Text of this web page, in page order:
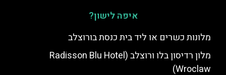
איפה לישון?
מלונות כשרים או ליד בית כנסת בורוצלב
מלון רדיסון בלו ורוצלב (Radisson Blu Hotel
Wroclaw)